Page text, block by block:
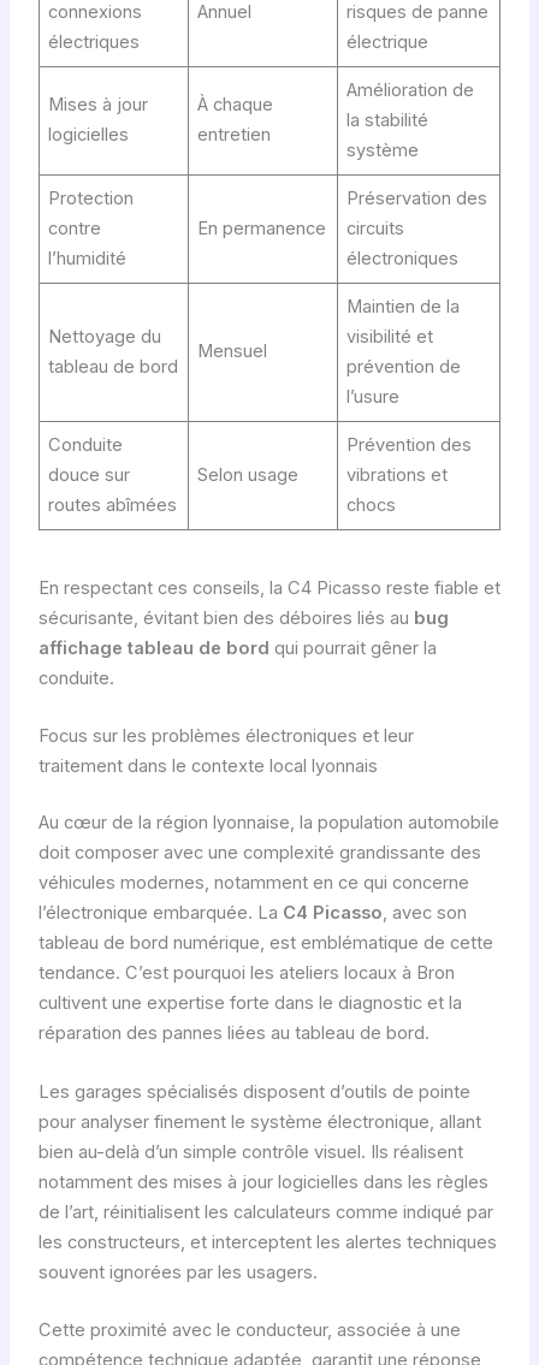
connexions
électriques
Annuel
risques de panne
électrique
Mises à jour
logicielles
À chaque
entretien
Amélioration de
la stabilité
système
Protection
contre
l’humidité
En permanence
Préservation des
circuits
électroniques
Nettoyage du
tableau de bord
Mensuel
Maintien de la
visibilité et
prévention de
l’usure
Conduite
douce sur
routes abîmées
Selon usage
Prévention des
vibrations et
chocs
En respectant ces conseils, la C4 Picasso reste fiable et
sécurisante, évitant bien des déboires liés au bug
affichage tableau de bord qui pourrait gêner la
conduite.
Focus sur les problèmes électroniques et leur
traitement dans le contexte local lyonnais
Au cœur de la région lyonnaise, la population automobile
doit composer avec une complexité grandissante des
véhicules modernes, notamment en ce qui concerne
l’électronique embarquée. La C4 Picasso, avec son
tableau de bord numérique, est emblématique de cette
tendance. C’est pourquoi les ateliers locaux à Bron
cultivent une expertise forte dans le diagnostic et la
réparation des pannes liées au tableau de bord.
Les garages spécialisés disposent d’outils de pointe
pour analyser finement le système électronique, allant
bien au-delà d’un simple contrôle visuel. Ils réalisent
notamment des mises à jour logicielles dans les règles
de l’art, réinitialisent les calculateurs comme indiqué par
les constructeurs, et interceptent les alertes techniques
souvent ignorées par les usagers.
Cette proximité avec le conducteur, associée à une
compétence technique adaptée, garantit une réponse